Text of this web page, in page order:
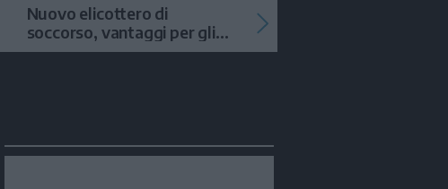
Nuovo elicottero di
soccorso, vantaggi per gli
interventi in alta quota